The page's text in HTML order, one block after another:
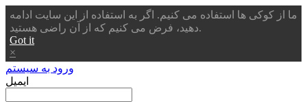
ما از کوکی ها استفاده می کنیم. اگر به استفاده از این سایت ادامه
دهید، فرض می کنیم که از آن راضی هستید.
Got it
×
ورود به سیستم
ایمیل